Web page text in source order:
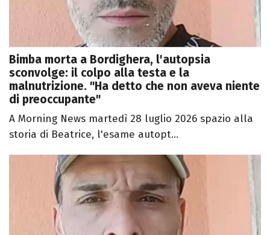
Bimba morta a Bordighera, l'autopsia
sconvolge: il colpo alla testa e la
malnutrizione. "Ha detto che non aveva niente
di preoccupante"
A Morning News martedì 28 luglio 2026 spazio alla
storia di Beatrice, l'esame autopt...